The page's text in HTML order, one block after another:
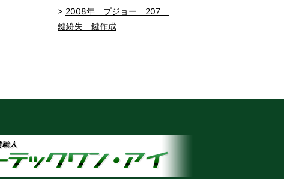
2008年 プジョー 207
鍵紛失 鍵作成